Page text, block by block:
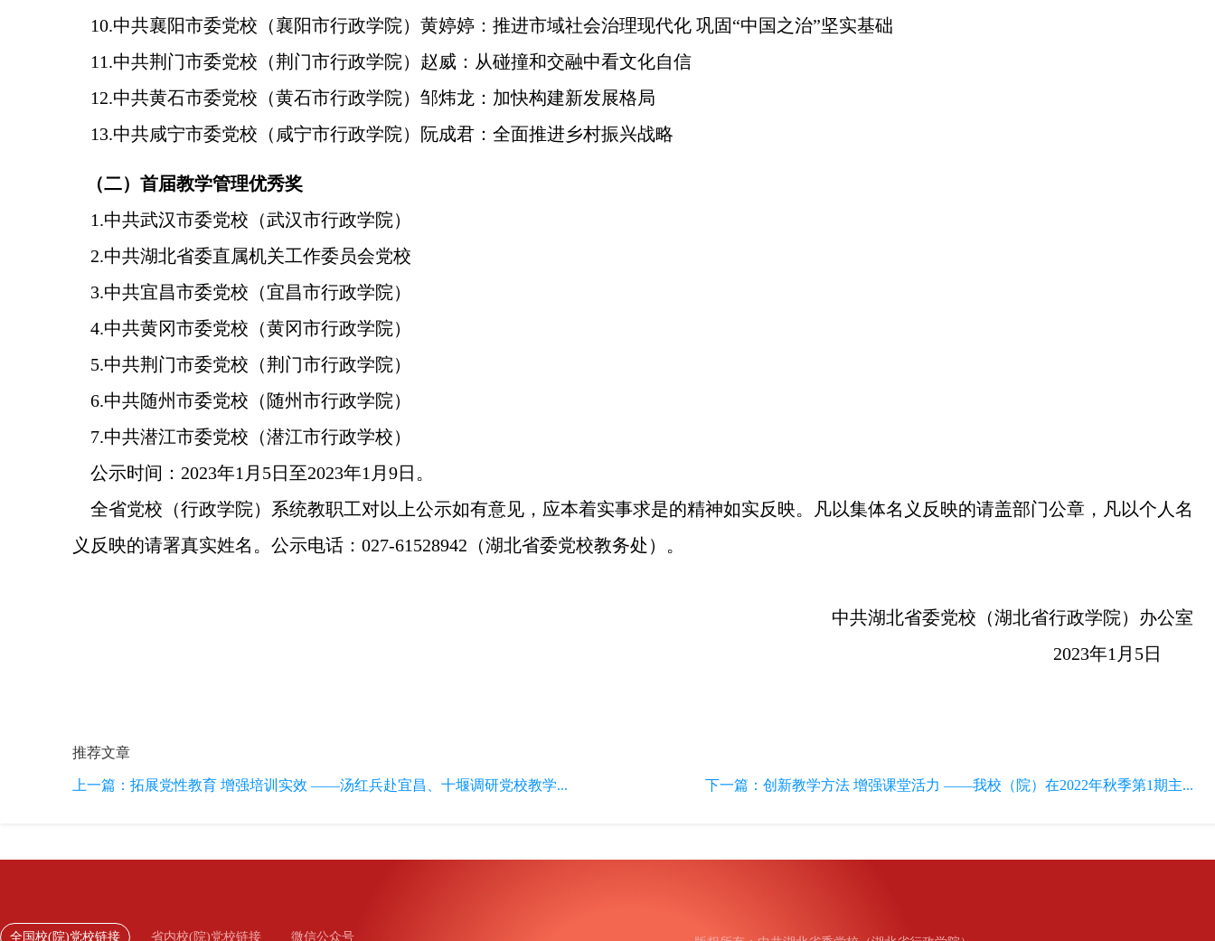
10.中共襄阳市委党校（襄阳市行政学院）黄婷婷：推进市域社会治理现代化 巩固“中国之治”坚实基础
11.中共荆门市委党校（荆门市行政学院）赵威：从碰撞和交融中看文化自信
12.中共黄石市委党校（黄石市行政学院）邹炜龙：加快构建新发展格局
13.中共咸宁市委党校（咸宁市行政学院）阮成君：全面推进乡村振兴战略
（二）首届教学管理优秀奖
1.中共武汉市委党校（武汉市行政学院）
2.中共湖北省委直属机关工作委员会党校
3.中共宜昌市委党校（宜昌市行政学院）
4.中共黄冈市委党校（黄冈市行政学院）
5.中共荆门市委党校（荆门市行政学院）
6.中共随州市委党校（随州市行政学院）
7.中共潜江市委党校（潜江市行政学校）
公示时间：2023年1月5日至2023年1月9日。
全省党校（行政学院）系统教职工对以上公示如有意见，应本着实事求是的精神如实反映。凡以集体名义反映的请盖部门公章，凡以个人名
义反映的请署真实姓名。公示电话：027-61528942（湖北省委党校教务处）。
中共湖北省委党校（湖北省行政学院）办公室
2023年1月5日
推荐文章
上一篇： 拓展党性教育 增强培训实效 ——汤红兵赴宜昌、十堰调研党校教学... 下一篇： 创新教学方法 增强课堂活力 ——我校（院）在2022年秋季第1期主...
全国校(院)党校链接 省内校(院)党校链接 微信公众号